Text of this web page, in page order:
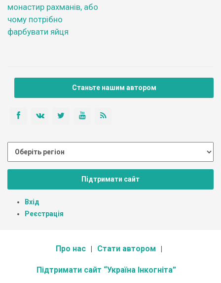
монастир рахманів, або
чому потрібно
фарбувати яйця
Станьте нашим автором
Підтримати сайт
Вхід
Реєстрація
Про нас Стати автором
Підтримати сайт “Україна Інкогніта”